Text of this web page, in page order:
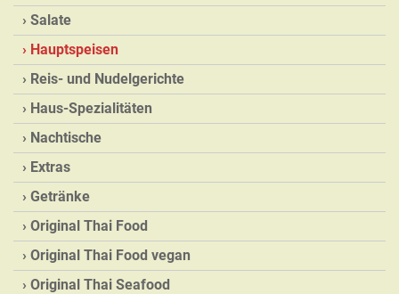
Salate
Hauptspeisen
Reis- und Nudelgerichte
Haus-Spezialitäten
Nachtische
Extras
Getränke
Original Thai Food
Original Thai Food vegan
Original Thai Seafood